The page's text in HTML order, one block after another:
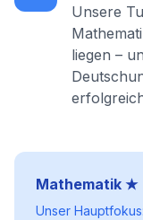
Unsere
liegen –
Mathematik ★
Unser Hauptfokus: